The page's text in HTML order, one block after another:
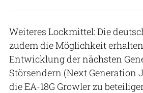
Weiteres Lockmittel: Die
zudem die Möglichkeit
Entwicklung der nächsten
Störsendern (Next Generation
die EA-18G Growler zu